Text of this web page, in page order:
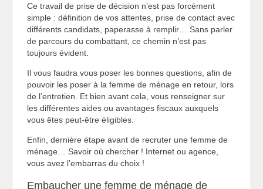
Ce travail de prise de décision n’est pas forcément
simple : définition de vos attentes, prise de contact avec
différents candidats, paperasse à remplir… Sans parler
de parcours du combattant, ce chemin n’est pas
toujours évident.
Il vous faudra vous poser les bonnes questions, afin de
pouvoir les poser à la femme de ménage en retour, lors
de l’entretien. Et bien avant cela, vous renseigner sur
les différentes aides ou avantages fiscaux auxquels
vous êtes peut-être éligibles.
Enfin, dernière étape avant de recruter une femme de
ménage… Savoir où chercher ! Internet ou agence,
vous avez l’embarras du choix !
Embaucher une femme de ménage de